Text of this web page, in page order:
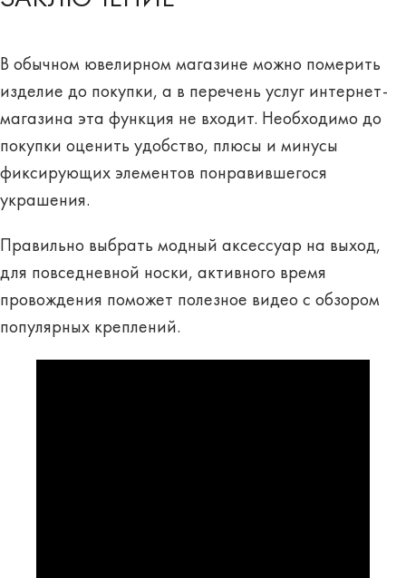
В обычном ювелирном магазине можно померить
изделие до покупки, а в перечень услуг интернет-
магазина эта функция не входит. Необходимо до
покупки оценить удобство, плюсы и минусы
фиксирующих элементов понравившегося
украшения.
Правильно выбрать модный аксессуар на выход,
для повседневной носки, активного время
провождения поможет полезное видео с обзором
популярных креплений.